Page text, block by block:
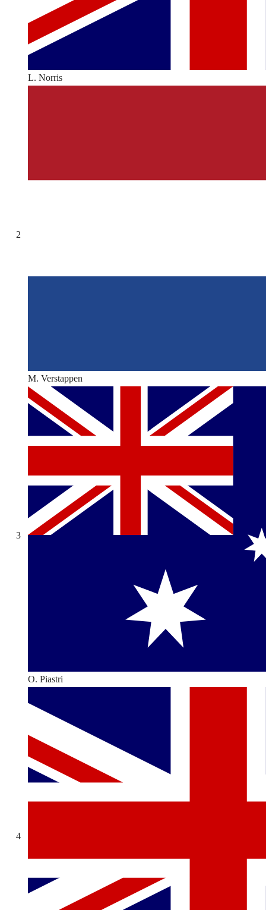
L. Norris
2
M. Verstappen
3
O. Piastri
4